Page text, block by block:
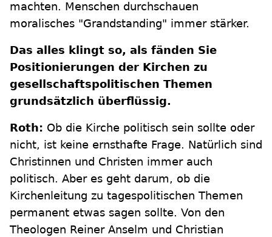
machten. Menschen durchschauen
moralisches "Grandstanding" immer stärker.
Das alles klingt so, als fänden Sie
Positionierungen der Kirchen zu
gesellschaftspolitischen Themen
grundsätzlich überflüssig.
Roth: Ob die Kirche politisch sein sollte oder
nicht, ist keine ernsthafte Frage. Natürlich sind
Christinnen und Christen immer auch
politisch. Aber es geht darum, ob die
Kirchenleitung zu tagespolitischen Themen
permanent etwas sagen sollte. Von den
Theologen Reiner Anselm und Christian